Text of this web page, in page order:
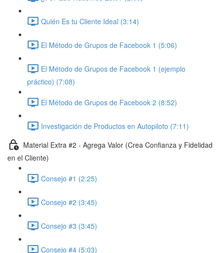
Quién Es tu Cliente Ideal (3:14)
El Método de Grupos de Facebook 1 (5:06)
El Método de Grupos de Facebook 1 (ejemplo
práctico) (7:08)
El Método de Grupos de Facebook 2 (8:52)
Investigación de Productos en Autopiloto (7:11)
Material Extra #2 - Agrega Valor (Crea Confianza y Fidelidad
en el Cliente)
Consejo #1 (2:25)
Consejo #2 (3:45)
Consejo #3 (3:45)
Consejo #4 (5:03)